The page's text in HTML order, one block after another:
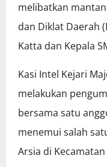
melibatkan
dan Diklat Daerah
Katta dan Kepala
Kasi Intel Kejari
melakukan
bersama satu
menemui salah
Arsia di